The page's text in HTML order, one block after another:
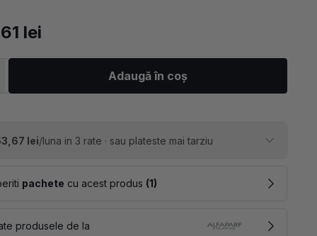
lei
Adaugă în coș
lei/luna in 3 rate · sau plateste mai tarziu
pachete cu acest produs (1)
produsele de la